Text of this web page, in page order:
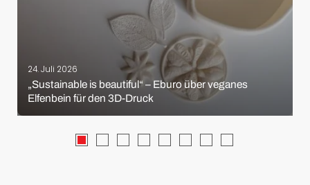
24. Juli 2026
„Sustainable is beautiful“ – Eburo über veganes
Elfenbein für den 3D-Druck